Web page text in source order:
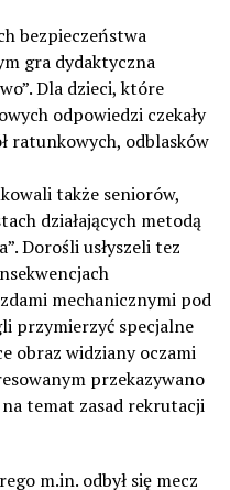
bezpieczeństwa
gra dydaktyczna
Dla dzieci, które
odpowiedzi czekały
ratunkowych, odblasków
także seniorów,
działających metodą
Dorośli usłyszeli tez
mechanicznymi pod
przymierzyć specjalne
obraz widziany oczami
przekazywano
temat zasad rekrutacji
m.in. odbył się mecz